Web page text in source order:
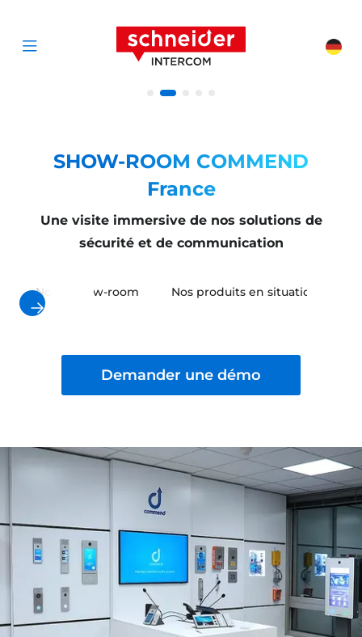
Open menu
Schneider
SHOW-ROOM COMMEND
France
Une visite immersive de nos solutions de
sécurité et de communication
Notre show-room Nos produits en situation réelle
Demander une démo